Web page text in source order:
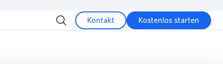
Kontakt Kostenlos starten